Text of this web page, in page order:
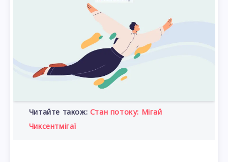
Читайте також: Стан потоку: Мігай
Чиксентмігаї